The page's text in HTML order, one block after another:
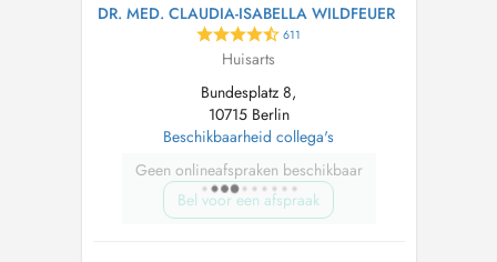
DR. MED. CLAUDIA-ISABELLA WILDFEUER
611
Huisarts
Bundesplatz 8,
10715 Berlin
Beschikbaarheid collega's
Geen onlineafspraken beschikbaar
Bel voor een afspraak